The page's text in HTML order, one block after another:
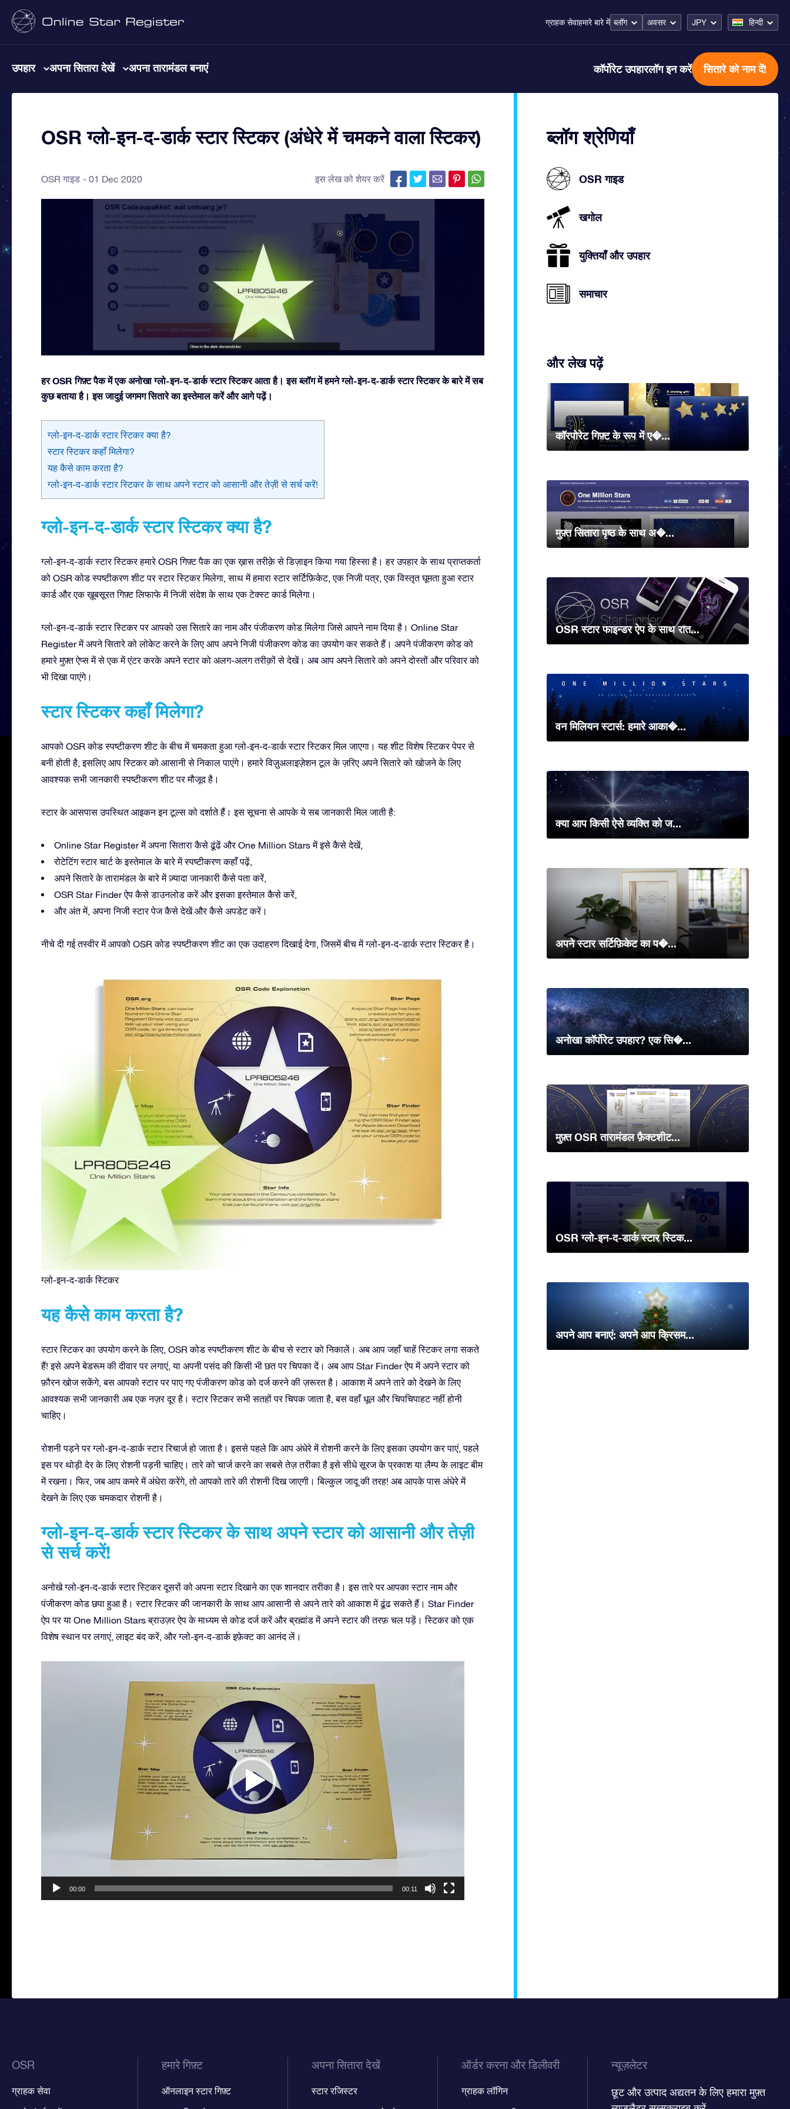
ग्राहक सेवाहमारे बारे में ब्लॉग अवसर JPY हिन्दी
उपहार अपना सितारा देखें अपना तारामंडल बनाएं कॉर्पोरेट उपहारलॉग इन करें सितारे को नाम दें!
OSR ग्लो-इन-द-डार्क स्टार स्टिकर (अंधेरे में चमकने वाला स्टिकर)
OSR गाइड 01 Dec 2020 इस लेख को शेयर करें
हर OSR गिफ़्ट पैक में एक अनोखा ग्लो-इन-द-डार्क स्टार स्टिकर आता है। इस ब्लॉग में हमने ग्लो-इन-द-डार्क स्टार स्टिकर के बारे में सब
कुछ बताया है। इस जादुई जगमग सितारे का इस्तेमाल करें और आगे पढ़ें।
ग्लो-इन-द-डार्क स्टार स्टिकर क्या है?
स्टार स्टिकर कहाँ मिलेगा?
यह कैसे काम करता है?
ग्लो-इन-द-डार्क स्टार स्टिकर के साथ अपने स्टार को आसानी और तेज़ी से सर्च करें!
ग्लो-इन-द-डार्क स्टार स्टिकर क्या है?
ग्लो-इन-द-डार्क स्टार स्टिकर हमारे OSR गिफ़्ट पैक का एक ख़ास तरीक़े से डिज़ाइन किया गया हिस्सा है। हर उपहार के साथ प्राप्तकर्ता
को OSR कोड स्पष्टीकरण शीट पर स्टार स्टिकर मिलेगा, साथ में हमारा स्टार सर्टिफ़िकेट, एक निजी पत्र, एक विस्तृत घूमता हुआ स्टार
कार्ड और एक ख़ूबसूरत गिफ़्ट लिफाफे में निजी संदेश के साथ एक टेक्स्ट कार्ड मिलेगा।
ग्लो-इन-द-डार्क स्टार स्टिकर पर आपको उस सितारे का नाम और पंजीकरण कोड मिलेगा जिसे आपने नाम दिया है। Online Star
Register में अपने सितारे को लोकेट करने के लिए आप अपने निजी पंजीकरण कोड का उपयोग कर सकते हैं। अपने पंजीकरण कोड को
हमारे मुफ़्त ऐप्स में से एक में एंटर करके अपने स्टार को अलग-अलग तरीक़ों से देखें। अब आप अपने सितारे को अपने दोस्तों और परिवार को
भी दिखा पाएंगे।
स्टार स्टिकर कहाँ मिलेगा?
आपको OSR कोड स्पष्टीकरण शीट के बीच में चमकता हुआ ग्लो-इन-द-डार्क स्टार स्टिकर मिल जाएगा। यह शीट विशेष स्टिकर पेपर से
बनी होती है, इसलिए आप स्टिकर को आसानी से निकाल पाएंगे। हमारे विज़ुअलाइज़ेशन टूल के ज़रिए अपने सितारे को खोजने के लिए
आवश्यक सभी जानकारी स्पष्टीकरण शीट पर मौजूद है।
स्टार के आसपास उपस्थित आइकन इन टूल्स को दर्शाते हैं। इस सूचना से आपके ये सब जानकारी मिल जाती है:
Online Star Register में अपना सितारा कैसे ढूंढें और One Million Stars में इसे कैसे देखें,
रोटेटिंग स्टार चार्ट के इस्तेमाल के बारे में स्पष्टीकरण कहाँ पढ़ें,
अपने सितारे के तारामंडल के बारे में ज़्यादा जानकारी कैसे पता करें,
OSR Star Finder ऐप कैसे डाउनलोड करें और इसका इस्तेमाल कैसे करें,
और अंत में, अपना निजी स्टार पेज कैसे देखें और कैसे अपडेट करें।
नीचे दी गई तस्वीर में आपको OSR कोड स्पष्टीकरण शीट का एक उदाहरण दिखाई देगा, जिसमें बीच में ग्लो-इन-द-डार्क स्टार स्टिकर है।
ग्लो-इन-द-डार्क स्टिकर
यह कैसे काम करता है?
स्टार स्टिकर का उपयोग करने के लिए, OSR कोड स्पष्टीकरण शीट के बीच से स्टार को निकालें। अब आप जहाँ चाहें स्टिकर लगा सकते
हैं! इसे अपने बेडरूम की दीवार पर लगाएं, या अपनी पसंद की किसी भी छत पर चिपका दें। अब आप Star Finder ऐप में अपने स्टार को
फ़ौरन खोज सकेंगे, बस आपको स्टार पर पाए गए पंजीकरण कोड को दर्ज करने की ज़रूरत है। आकाश में अपने तारे को देखने के लिए
आवश्यक सभी जानकारी अब एक नज़र दूर है। स्टार स्टिकर सभी सतहों पर चिपक जाता है, बस वहाँ धूल और चिपचिपाहट नहीं होनी
चाहिए।
रोशनी पड़ने पर ग्लो-इन-द-डार्क स्टार रिचार्ज हो जाता है। इससे पहले कि आप अंधेरे में रोशनी करने के लिए इसका उपयोग कर पाएं, पहले
इस पर थोड़ी देर के लिए रोशनी पड़नी चाहिए। तारे को चार्ज करने का सबसे तेज़ तरीका है इसे सीधे सूरज के प्रकाश या लैम्प के लाइट बीम
में रखना। फिर, जब आप कमरे में अंधेरा करेंगे, तो आपको तारे की रोशनी दिख जाएगी। बिल्कुल जादू की तरह! अब आपके पास अंधेरे में
देखने के लिए एक चमकदार रोशनी है।
ग्लो-इन-द-डार्क स्टार स्टिकर के साथ अपने स्टार को आसानी और तेज़ी
से सर्च करें!
अनोखे ग्लो-इन-द-डार्क स्टार स्टिकर दूसरों को अपना स्टार दिखाने का एक शानदार तरीका है। इस तारे पर आपका स्टार नाम और
पंजीकरण कोड छपा हुआ है। स्टार स्टिकर की जानकारी के साथ आप आसानी से अपने तारे को आकाश में ढूंढ सकते हैं। Star Finder
ऐप पर या One Million Stars ब्राउज़र ऐप के माध्यम से कोड दर्ज करें और ब्रह्मांड में अपने स्टार की तरफ़ चल पड़ें। स्टिकर को एक
विशेष स्थान पर लगाएं, लाइट बंद करें, और ग्लो-इन-द-डार्क इफ़ेक्ट का आनंद लें।
00:00 00:11
ब्लॉग श्रेणियाँ
OSR गाइड
खगोल
युक्तियाँ और उपहार
समाचार
और लेख पढ़ें
कॉरपोरेट गिफ़्ट के रूप में ए�...
मुफ़्त सितारा पृष्ठ के साथ अ�...
OSR स्टार फाइन्डर ऐप के साथ रात...
वन मिलियन स्टार्स: हमारे आका�...
क्या आप किसी ऐसे व्यक्ति को ज...
अपने स्टार सर्टिफ़िकेट का प�...
अनोखा कॉर्पोरेट उपहार? एक सि�...
मुफ़्त OSR तारामंडल फ़ैक्टशीट...
OSR ग्लो-इन-द-डार्क स्टार स्टिक...
अपने आप बनाएं: अपने आप क्रिसम...
OSR
ग्राहक सेवा
हमारे गिफ़्ट
ऑनलाइन स्टार गिफ़्ट
अपना सितारा देखें
स्टार रजिस्टर
ऑर्डर करना और डिलीवरी
ग्राहक लॉगिन
न्यूज़लेटर
छूट और उत्पाद अद्यतन के लिए हमारा मुफ़्त